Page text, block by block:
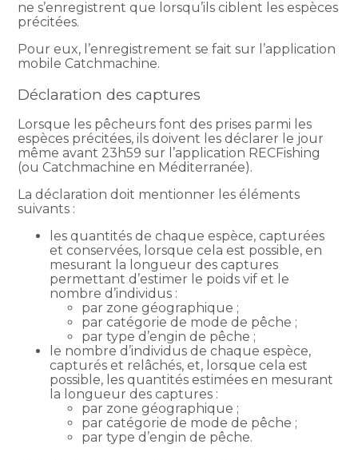
ne s’enregistrent que lorsqu’ils ciblent les espèces
précitées.
Pour eux, l’enregistrement se fait sur l’application
mobile Catchmachine.
Déclaration des captures
Lorsque les pêcheurs font des prises parmi les
espèces précitées, ils doivent les déclarer le jour
même avant 23h59 sur l’application RECFishing
(ou Catchmachine en Méditerranée).
La déclaration doit mentionner les éléments
suivants :
les quantités de chaque espèce, capturées
et conservées, lorsque cela est possible, en
mesurant la longueur des captures
permettant d’estimer le poids vif et le
nombre d’individus :
par zone géographique ;
par catégorie de mode de pêche ;
par type d’engin de pêche ;
le nombre d’individus de chaque espèce,
capturés et relâchés, et, lorsque cela est
possible, les quantités estimées en mesurant
la longueur des captures :
par zone géographique ;
par catégorie de mode de pêche ;
par type d’engin de pêche.